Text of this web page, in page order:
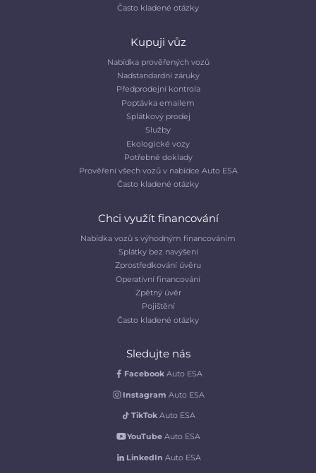
Často kladené otázky
Kupuji vůz
Nabídka prověřených vozů
Nadstandardní záruky
Předprodejní kontrola
Poptávka emailem
Splátkový prodej
Služby
Ekologické vozy
Potřebné doklady
Prověření všech vozů v nabídce Auto ESA
Často kladené otázky
Chci využít financování
Nabídka vozů s výhodným financováním
Splátky bez navýšení
Zprostředkování úvěru
Operativní financování
Zpětný úvěr
Pojištění
Často kladené otázky
Sledujte nás
Facebook Auto ESA
Instagram Auto ESA
TikTok Auto ESA
YouTubeAuto ESA
LinkedIn Auto ESA